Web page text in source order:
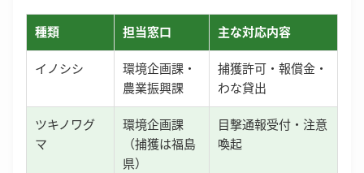
種類 担当窓口 主な対応内容
イノシシ
環境企画課・
農業振興課
捕獲許可・報償金・
わな貸出
ツキノワグ
マ
環境企画課
（捕獲は福島
県）
目撃通報受付・注意
喚起